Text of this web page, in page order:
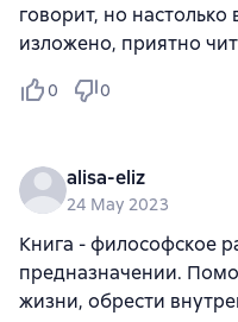
говорит, но
изложено, приятно
0 0
alisa-eliz
24 May 2023
Книга - философское
предназначении.
жизни, обрести